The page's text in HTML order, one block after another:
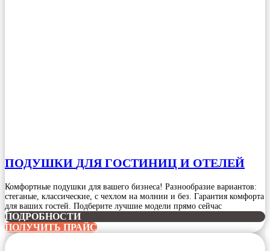
ПОДУШКИ ДЛЯ ГОСТИНИЦ И ОТЕЛЕЙ
Комфортные подушки для вашего бизнеса! Разнообразие вариантов:
стеганые, классические, с чехлом на молнии и без. Гарантия комфорта
для ваших гостей. Подберите лучшие модели прямо сейчас
ПОДРОБНОСТИ
ПОЛУЧИТЬ ПРАЙС